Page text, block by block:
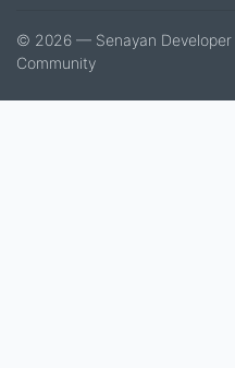
© 2026 — Senayan Developer
Community